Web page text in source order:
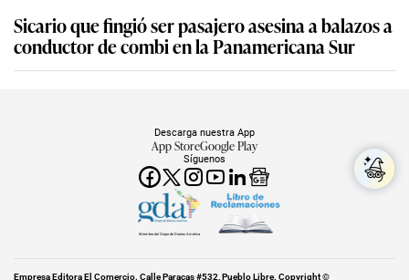
Sicario que fingió ser pasajero asesina a balazos a
conductor de combi en la Panamericana Sur
Síguenos
Descarga nuestra App
App StoreGoogle Play
Miembro del Grupo de Diarios América
Empresa Editora El Comercio. Calle Paracas #532, Pueblo Libre. Copyright ©